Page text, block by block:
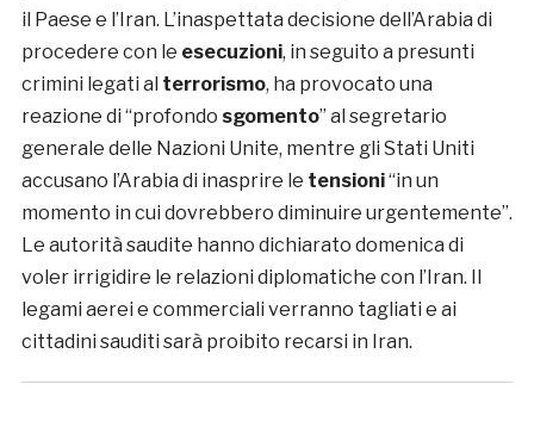
il Paese e l’Iran. L’inaspettata decisione dell’Arabia di
procedere con le esecuzioni, in seguito a presunti
crimini legati al terrorismo, ha provocato una
reazione di “profondo sgomento” al segretario
generale delle Nazioni Unite, mentre gli Stati Uniti
accusano l’Arabia di inasprire le tensioni“in un
momento in cui dovrebbero diminuire urgentemente”.
Le autorità saudite hanno dichiarato domenica di
voler irrigidire le relazioni diplomatiche con l’Iran. Il
legami aerei e commerciali verranno tagliati e ai
cittadini sauditi sarà proibito recarsi in Iran.